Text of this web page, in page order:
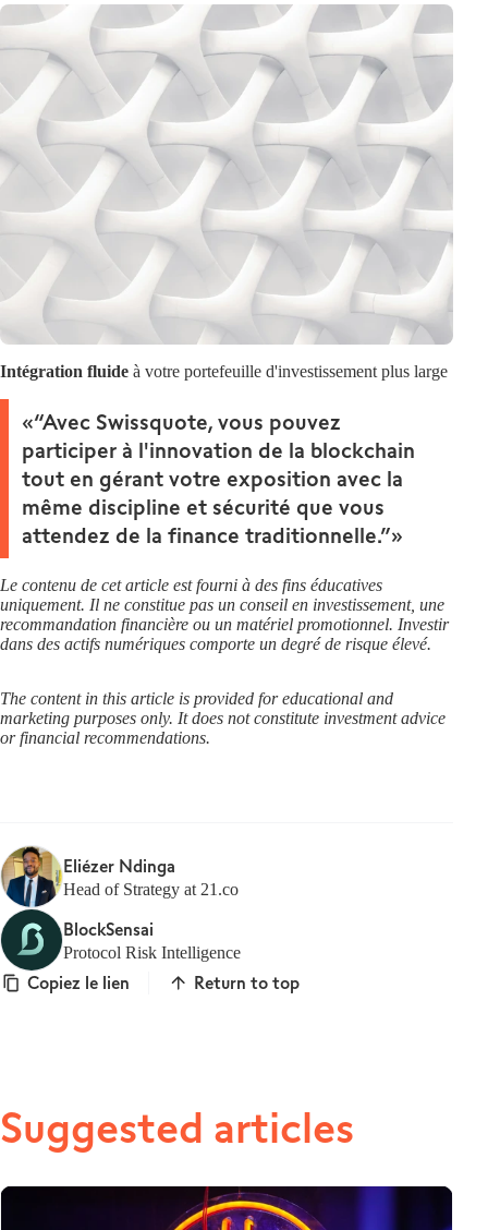
Intégration fluide à votre portefeuille d'investissement plus large
“Avec Swissquote, vous pouvez
participer à l'innovation de la blockchain
tout en gérant votre exposition avec la
même discipline et sécurité que vous
attendez de la finance traditionnelle.”
Le contenu de cet article est fourni à des fins éducatives
uniquement. Il ne constitue pas un conseil en investissement, une
recommandation financière ou un matériel promotionnel. Investir
dans des actifs numériques comporte un degré de risque élevé.
The content in this article is provided for educational and
marketing purposes only. It does not constitute investment advice
or financial recommendations.
Eliézer Ndinga
Head of Strategy at 21.co
BlockSensai
Protocol Risk Intelligence
Copiez le lien Return to top
Suggested articles